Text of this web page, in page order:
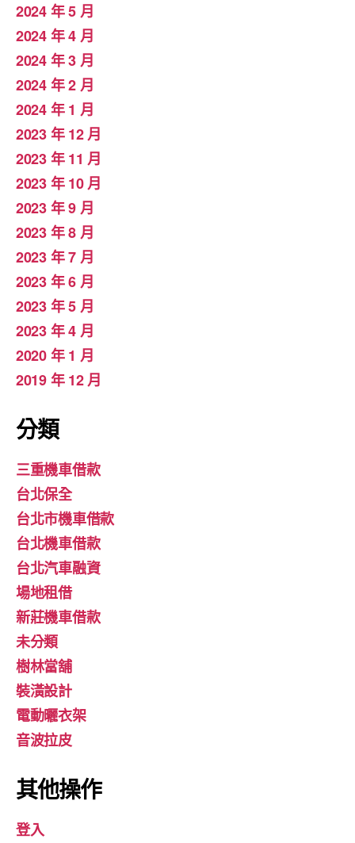
2024 年 5 月
2024 年 4 月
2024 年 3 月
2024 年 2 月
2024 年 1 月
2023 年 12 月
2023 年 11 月
2023 年 10 月
2023 年 9 月
2023 年 8 月
2023 年 7 月
2023 年 6 月
2023 年 5 月
2023 年 4 月
2020 年 1 月
2019 年 12 月
分類
三重機車借款
台北保全
台北市機車借款
台北機車借款
台北汽車融資
場地租借
新莊機車借款
未分類
樹林當舖
裝潢設計
電動曬衣架
音波拉皮
其他操作
登入